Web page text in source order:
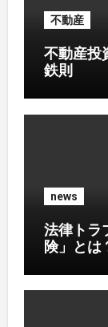
不動産
不動産投
鉄則
news
法律トラ
険」とは